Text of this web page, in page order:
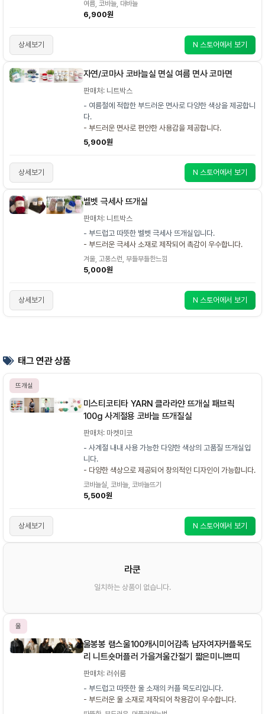
여름, 코바늘, 대바늘
6,900원
상세보기 N 스토어에서 보기
자연/코마사 코바늘실 면실 여름 면사 코마면
판매처: 니트박스
- 여름철에 적합한 부드러운 면사로 다양한 색상을 제공합니
다.
- 부드러운 면사로 편안한 사용감을 제공합니다.
5,900원
상세보기 N 스토어에서 보기
벨벳 극세사 뜨개실
판매처: 니트박스
- 부드럽고 따뜻한 벨벳 극세사 뜨개실입니다.
- 부드러운 극세사 소재로 제작되어 촉감이 우수합니다.
겨울, 고풍스런, 부들부들한느낌
5,000원
상세보기 N 스토어에서 보기
태그 연관 상품
뜨개실
미스티코티타 YARN 클라라얀 뜨개실 패브릭
100g 사계절용 코바늘 뜨개질실
판매처: 마켓미코
- 사계절 내내 사용 가능한 다양한 색상의 고품질 뜨개실입
니다.
- 다양한 색상으로 제공되어 창의적인 디자인이 가능합니다.
코바늘실, 코바늘, 코바늘뜨기
5,500원
상세보기 N 스토어에서 보기
라쿤
일치하는 상품이 없습니다.
울
울봉봉 램스울100캐시미어감촉 남자여자커플목도
리 니트숏머플러 가을겨울간절기 짧은미니쁘띠
판매처: 러쉬룸
- 부드럽고 따뜻한 울 소재의 커플 목도리입니다.
- 부드러운 울 소재로 제작되어 착용감이 우수합니다.